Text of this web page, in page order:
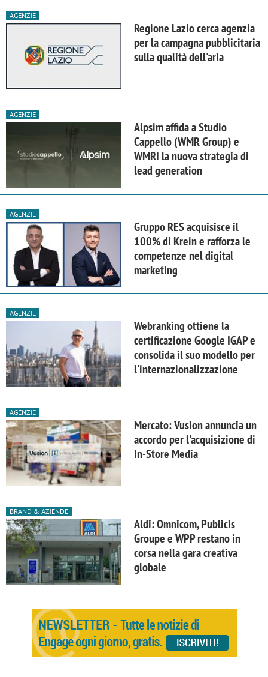
AGENZIE
Regione Lazio cerca agenzia
per la campagna pubblicitaria
sulla qualità dell'aria
AGENZIE
Alpsim affida a Studio
Cappello (WMR Group) e
WMRI la nuova strategia di
lead generation
AGENZIE
Gruppo RES acquisisce il
100% di Krein e rafforza le
competenze nel digital
marketing
AGENZIE
Webranking ottiene la
certificazione Google IGAP e
consolida il suo modello per
l'internazionalizzazione
AGENZIE
Mercato: Vusion annuncia un
accordo per l'acquisizione di
In-Store Media
BRAND & AZIENDE
Aldi: Omnicom, Publicis
Groupe e WPP restano in
corsa nella gara creativa
globale